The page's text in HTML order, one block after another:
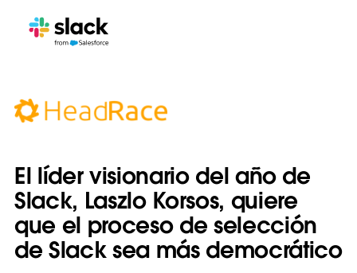
El líder visionario del año de
Slack, Laszlo Korsos, quiere
que el proceso de selección
de Slack sea más democrático